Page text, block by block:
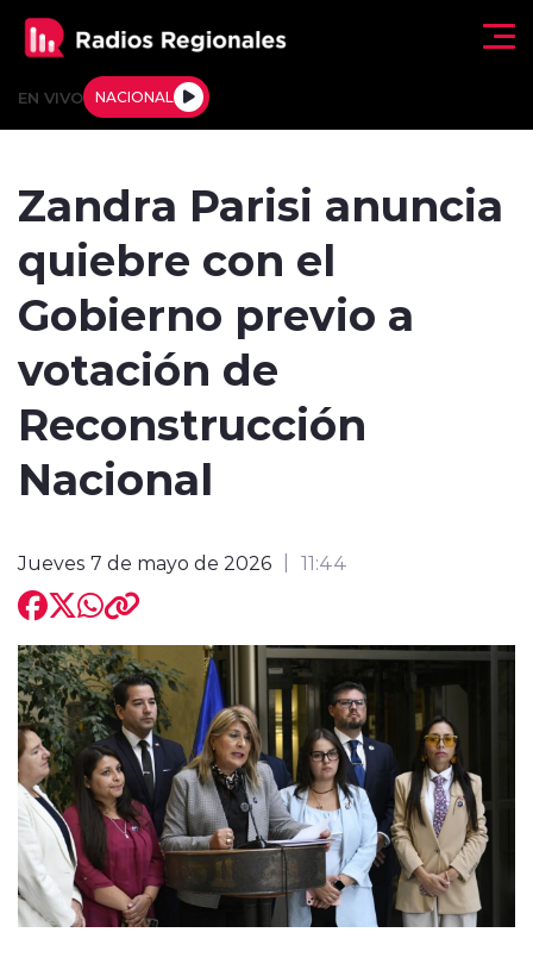
EN VIVO NACIONAL
Tendencias
Deportes
Internacional
Regiones al Aire
modo claro
Zandra Parisi anuncia
quiebre con el
Gobierno previo a
votación de
Reconstrucción
Nacional
Jueves 7 de mayo de 2026 11:44